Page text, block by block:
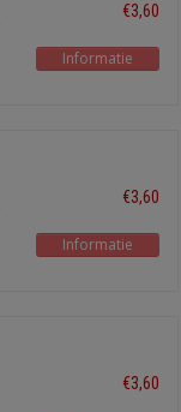
€3,60
Informatie
€3,60
Informatie
€3,60